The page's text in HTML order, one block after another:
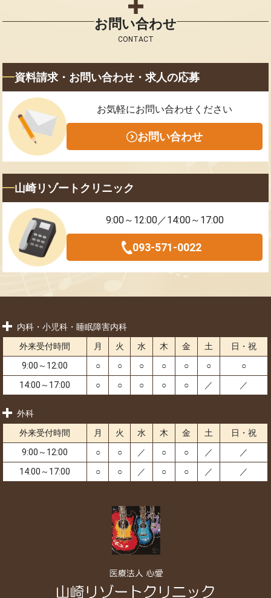
お問い合わせ
CONTACT
資料請求・お問い合わせ・求人の応募
お気軽にお問い合わせください
お問い合わせ
山崎リゾートクリニック
9:00～12:00／14:00～17:00
093-571-0022
内科・小児科・睡眠障害内科
外来受付時間 月 火 水 木 金 土
日・祝
9:00～12:00
○ ○ ○ ○ ○ ○
○
14:00～17:00
○ ○ ○ ○ ○ ／ ／
外科
外来受付時間 月 火 水 木 金 土
日・祝
9:00～12:00
○ ○ ／ ○ ○ ／
／
14:00～17:00
○ ○ ／ ○ ○ ／ ／